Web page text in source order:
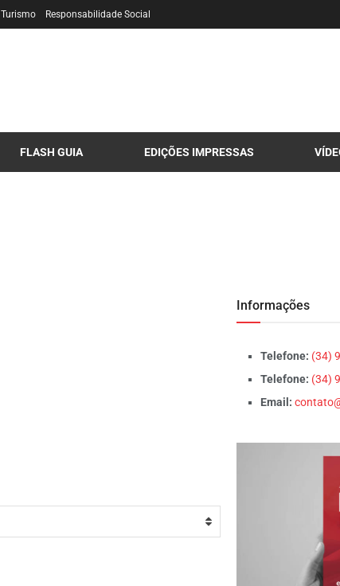
Turismo Responsabilidade Social
FLASH GUIA EDIÇÕES IMPRESSAS
Informações
Telefone: (34)
Telefone: (34)
Email: